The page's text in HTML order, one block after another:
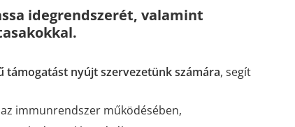
idegrendszerét, valamint
támogatást nyújt szervezetünk számára, segít
immunrendszer működésében,